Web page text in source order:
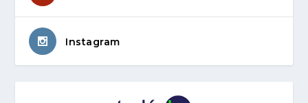
Instagram